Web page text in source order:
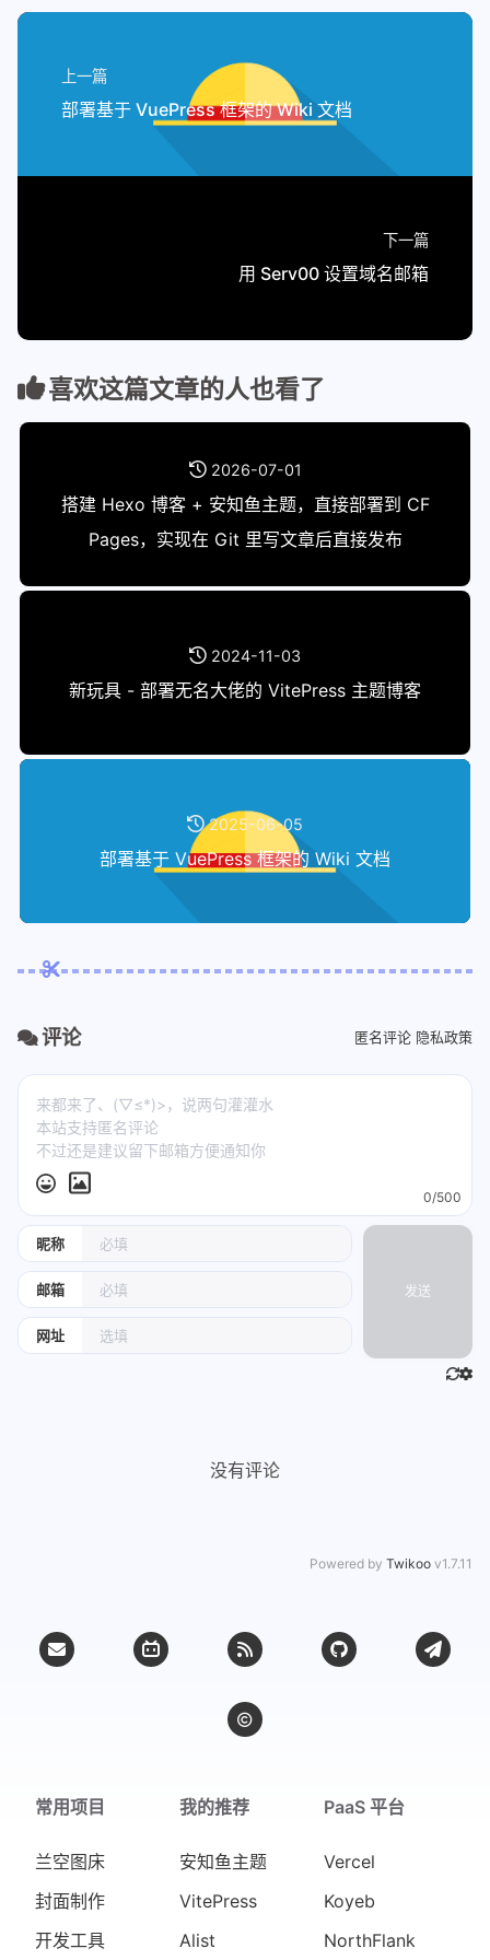
上一篇
部署基于 VuePress 框架的 Wiki 文档
下一篇
用 Serv00 设置域名邮箱
喜欢这篇文章的人也看了
2026-07-01
搭建 Hexo 博客 + 安知鱼主题，直接部署到 CF
Pages，实现在 Git 里写文章后直接发布
2024-11-03
新玩具 - 部署无名大佬的 VitePress 主题博客
2025-06-05
部署基于 VuePress 框架的 Wiki 文档
评论 匿名评论 隐私政策
昵称
邮箱
网址
0/500
发送
没有评论
Powered by Twikoo v1.7.11
常用项目
兰空图床
封面制作
开发工具
我的推荐
安知鱼主题
VitePress
Alist
PaaS 平台
Vercel
Koyeb
NorthFlank